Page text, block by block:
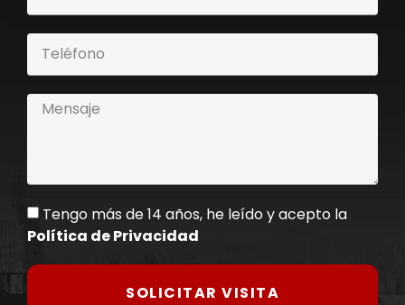
Tengo más de 14 años, he leído y acepto la
Política de Privacidad
SOLICITAR VISITA